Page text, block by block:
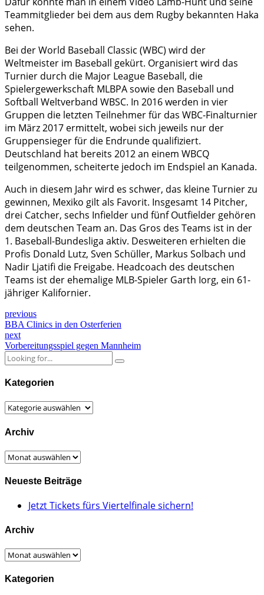
Teammitglieder bei dem aus dem Rugby bekannten Haka
sehen.
Bei der World Baseball Classic (WBC) wird der
Weltmeister im Baseball gekürt. Organisiert wird das
Turnier durch die Major League Baseball, die
Spielergewerkschaft MLBPA sowie den Baseball und
Softball Weltverband WBSC. In 2016 werden in vier
Gruppen die letzten Teilnehmer für das WBC-Finalturnier
im März 2017 ermittelt, wobei sich jeweils nur der
Gruppensieger für die Endrunde qualifiziert.
Deutschland hat bereits 2012 an einem WBCQ
teilgenommen, scheiterte jedoch im Endspiel an Kanada.
Auch in diesem Jahr wird es schwer, das kleine Turnier zu
gewinnen, Mexiko gilt als Favorit. Insgesamt 14 Pitcher,
drei Catcher, sechs Infielder und fünf Outfielder gehören
dem deutschen Team an. Das Gros des Teams ist in der
1. Baseball-Bundesliga aktiv. Desweiteren erhielten die
Profis Donald Lutz, Sven Schüller, Markus Solbach und
Nadir Ljatifi die Freigabe. Headcoach des deutschen
Teams ist der ehemalige MLB-Spieler Garth Iorg, ein 61-
jähriger Kalifornier.
previous
BBA Clinics in den Osterferien
next
Vorbereitungsspiel gegen Mannheim
Kategorien
Kategorien
Archiv
Archiv
Neueste Beiträge
Jetzt Tickets fürs Viertelfinale sichern!
Archiv
Archiv
Kategorien